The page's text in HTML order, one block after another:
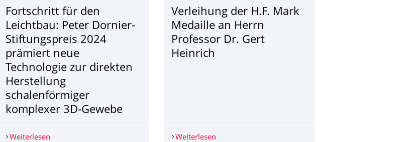
von Herrn Prof. Dr.-Ing. habil. Lars Hahn
Fortschritt für den
Leichtbau: Peter Dornier-
Stiftungspreis 2024
prämiert neue
Technologie zur direkten
Herstellung
schalenförmiger
komplexer 3D-Gewebe
Weiterlesen Fortschritt für den Leichtbau: Peter Dornier-Stiftungspreis 2024 prämiert neue Technologie zur
Verleihung der H.F. Mark
Medaille an Herrn
Professor Dr. Gert
Heinrich
Weiterlesen